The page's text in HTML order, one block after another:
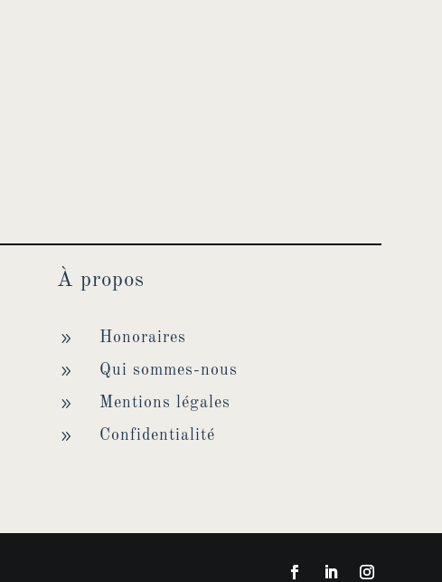
À propos
9 Honoraires
9 Qui sommes-nous
9 Mentions légales
9 Confidentialité